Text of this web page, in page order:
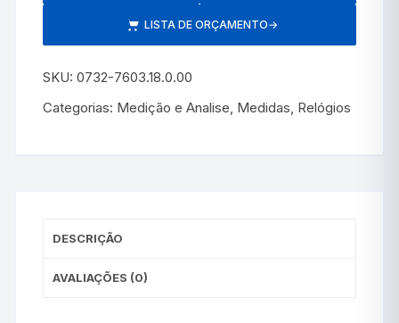
LISTA DE ORÇAMENTO→
SKU:0732-7603.18.0.00
Categorias: Medição e Analise Medidas Relógios
DESCRIÇÃO
AVALIAÇÕES (0)